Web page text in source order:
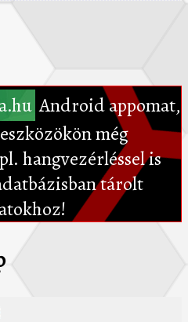
Android appomat,
még
hangvezérléssel is
tárolt